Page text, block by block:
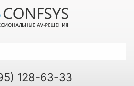
128-63-33